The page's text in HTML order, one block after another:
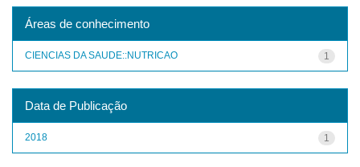
Áreas de conhecimento
1
CIENCIAS DA SAUDE::NUTRICAO
Data de Publicação
1
2018